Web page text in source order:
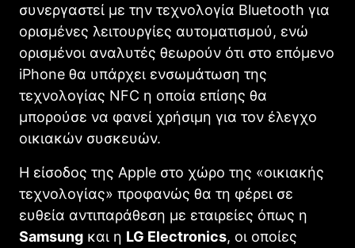
συνεργαστεί με την τεχνολογία Bluetooth για
ορισμένες λειτουργίες αυτοματισμού, ενώ
ορισμένοι αναλυτές θεωρούν ότι στο επόμενο
iPhone θα υπάρχει ενσωμάτωση της
τεχνολογίας NFC η οποία επίσης θα
μπορούσε να φανεί χρήσιμη για τον έλεγχο
οικιακών συσκευών.
Η είσοδος της Apple στο χώρο της «οικιακής
τεχνολογίας» προφανώς θα τη φέρει σε
ευθεία αντιπαράθεση με εταιρείες όπως η
Samsung και η LG Electronics, οι οποίες